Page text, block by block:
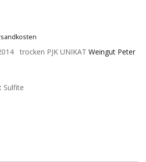
trocken PJK UNIKAT Weingut Peter
Sulfite